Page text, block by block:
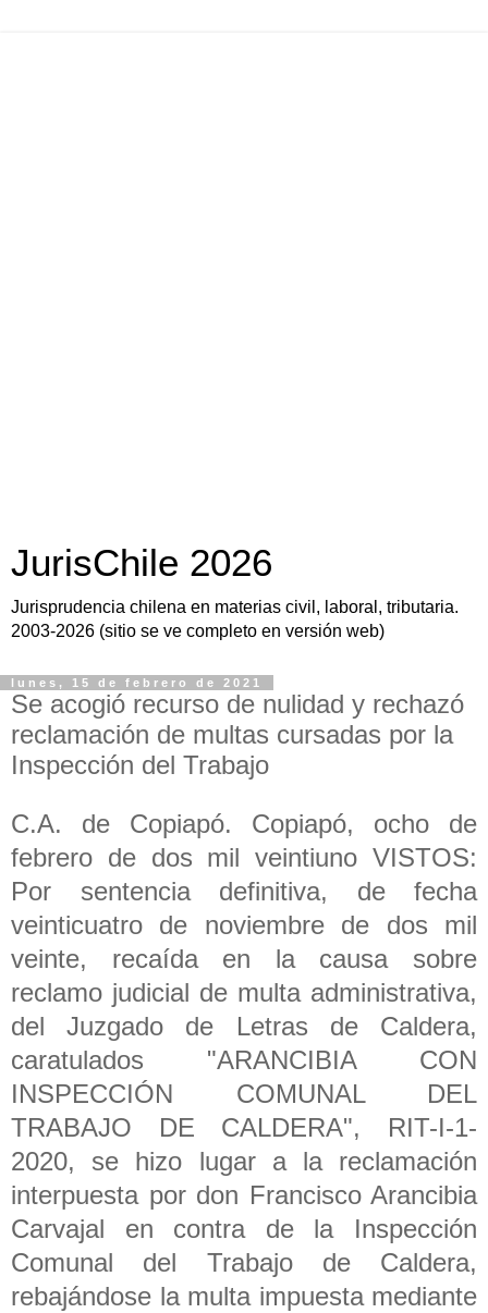
JurisChile 2026
Jurisprudencia chilena en materias civil, laboral, tributaria.
2003-2026 (sitio se ve completo en versión web)
lunes, 15 de febrero de 2021
Se acogió recurso de nulidad y rechazó
reclamación de multas cursadas por la
Inspección del Trabajo
C.A. de Copiapó. Copiapó, ocho de
febrero de dos mil veintiuno VISTOS:
Por sentencia definitiva, de fecha
veinticuatro de noviembre de dos mil
veinte, recaída en la causa sobre
reclamo judicial de multa administrativa,
del Juzgado de Letras de Caldera,
caratulados "ARANCIBIA CON
INSPECCIÓN COMUNAL DEL
TRABAJO DE CALDERA", RIT-I-1-
2020, se hizo lugar a la reclamación
interpuesta por don Francisco Arancibia
Carvajal en contra de la Inspección
Comunal del Trabajo de Caldera,
rebajándose la multa impuesta mediante